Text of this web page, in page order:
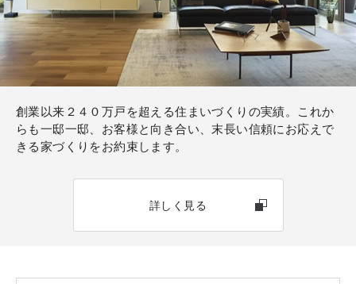
ランディのID発行をご希望の方は是非、お気軽にご相
談ください。
創業以来２４０万戸を超える住まいづくりの実績。これか
らも一邸一邸、お客様と向き合い、末長い信頼にお応えで
きる家づくりをお約束します。
詳しく見る